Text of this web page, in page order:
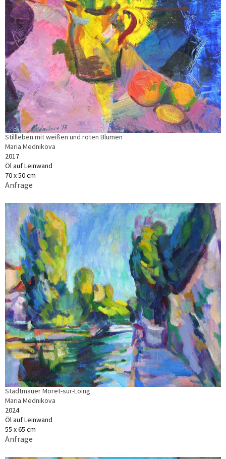
Stillleben mit weißen und roten Blumen
Maria Mednikova
2017
Öl auf Leinwand
70 x 50 cm
Anfrage
Stadtmauer Moret-sur-Loing
Maria Mednikova
2024
Öl auf Leinwand
55 x 65 cm
Anfrage